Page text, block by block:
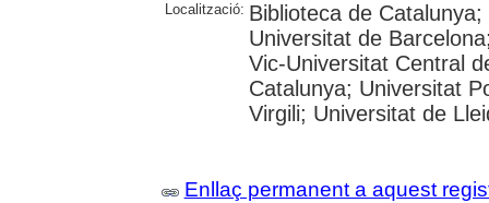
Localització: Biblioteca de
Universitat de
Vic-Universitat Central
Catalunya; Universitat
Virgili; Universitat de
Enllaç permanent a aquest